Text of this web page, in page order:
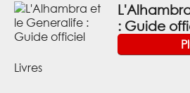
: Guide
Livres